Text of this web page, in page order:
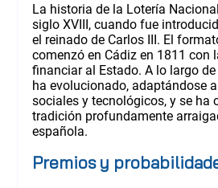
La historia de la Lotería
siglo XVIII, cuando fue
el reinado de Carlos III. El
comenzó en Cádiz en 1811 con
financiar al Estado. A lo largo
ha evolucionado, adaptándose
sociales y tecnológicos, y se ha
tradición profundamente
española.
Premios y